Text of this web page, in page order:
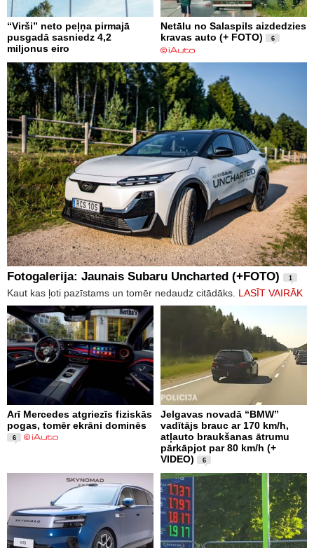
“Virši” neto peļņa pirmajā
pusgadā sasniedz 4,2
miljonus eiro
Netālu no Salaspils aizdedzies
kravas auto (+ FOTO)
6
Fotogalerija: Jaunais Subaru Uncharted (+FOTO) 1
Kaut kas ļoti pazīstams un tomēr nedaudz citādāks. LASĪT VAIRĀK
Arī Mercedes atgriezīs fiziskās
pogas, tomēr ekrāni dominēs
6
Jelgavas novadā “BMW”
vadītājs brauc ar 170 km/h,
atļauto braukšanas ātrumu
pārkāpjot par 80 km/h (+
VIDEO)
6